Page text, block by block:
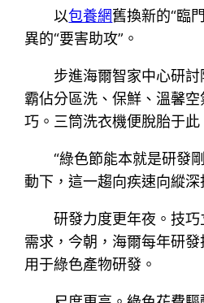
以包養網舊換新的“臨
異的“要害助攻”。
步進海爾智家中心研
霸佔分區洗、保鮮、溫馨
巧。三筒洗衣機便脫胎于此
“綠色節能本就是研發
動下，這一趨向疾速向縱深
研發力度更年夜。技
需求，今朝，海爾每年研
用于綠色產物研發。